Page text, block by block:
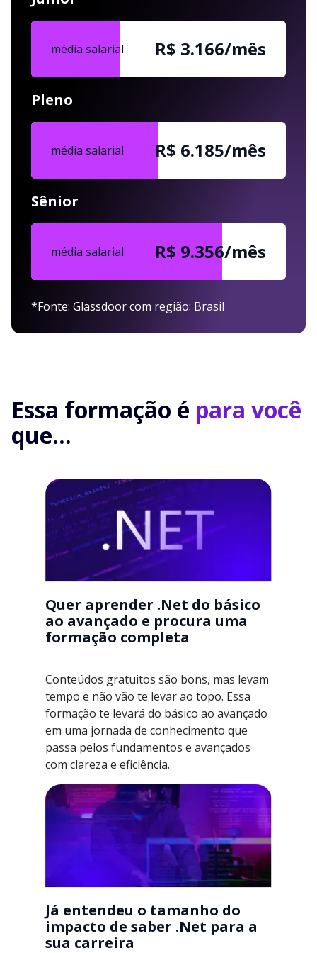
média salarial R$ 3.166/mês
Pleno
média salarial R$ 6.185/mês
Sênior
média salarial R$ 9.356/mês
*Fonte: Glassdoor com região: Brasil
Essa formação é para você
que...
Quer aprender .Net do básico
ao avançado e procura uma
formação completa
Conteúdos gratuitos são bons, mas levam
tempo e não vão te levar ao topo. Essa
formação te levará do básico ao avançado
em uma jornada de conhecimento que
passa pelos fundamentos e avançados
com clareza e eficiência.
Já entendeu o tamanho do
impacto de saber .Net para a
sua carreira